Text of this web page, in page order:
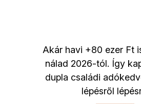
Akár havi +80 ezer Ft
nálad 2026-tól. Így
dupla családi
lépésről